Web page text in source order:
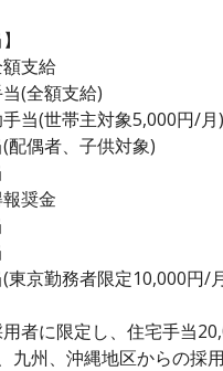
支給
(全額支給)
当(世帯主対象5,000円/月)
配偶者、子供対象)
奨金
東京勤務者限定10,000円/
者に限定し、住宅手当
九州、沖縄地区からの採